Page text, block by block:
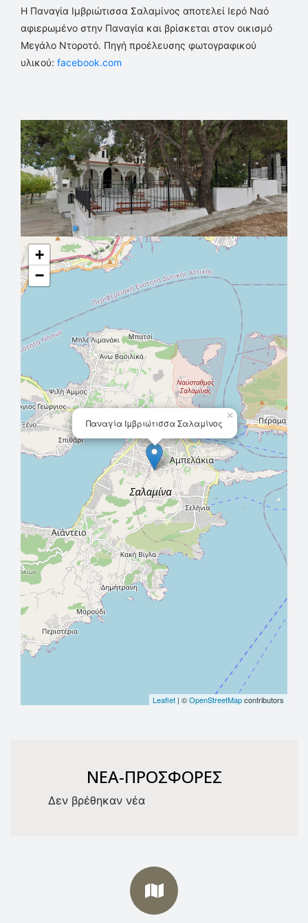
Η Παναγία Ιμβριώτισσα Σαλαμίνος αποτελεί Ιερό Ναό
αφιερωμένο στην Παναγία και βρίσκεται στον οικισμό
Μεγάλο Ντοροτό. Πηγή προέλευσης φωτογραφικού
υλικού: facebook.com
Παναγία Ιμβριώτισσα Σαλαμίνος
×
+
−
Leaflet | ©OpenStreetMapcontributors
NEA-ΠΡΟΣΦΟΡΕΣ
Δεν βρέθηκαν νέα